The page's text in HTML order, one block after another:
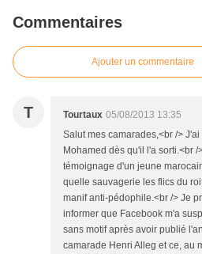
Commentaires
Ajouter un commentaire
T Tourtaux 05/08/2013 13:35
Salut mes camarades,<br />
Mohamed dès qu'il l'a sorti.<br
témoignage d'un jeune
quelle sauvagerie les flics du
manif anti-pédophile.<br /> Je
informer que Facebook m'a
sans motif après avoir publié
camarade Henri Alleg et ce, au